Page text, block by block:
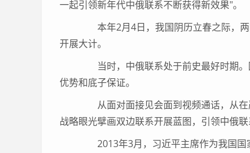
一起引领新年代中俄联系不断获得新效果"。
本年2月4日，我国阴历立春之际，两
开展大计。
当时，中俄联系处于前史最好时期。
优势和底子保证。
从面对面接见会面到视频通话，从在
战略眼光擘画双边联系开展蓝图，引领中俄
2013年3月，习近平主席作为我国国